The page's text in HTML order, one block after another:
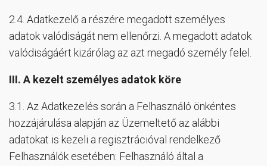
2.4. Adatkezelő a részére megadott személyes
adatok valódiságát nem ellenőrzi. A megadott adatok
valódiságáért kizárólag az azt megadó személy felel.
III. A kezelt személyes adatok köre
3.1. Az Adatkezelés során a Felhasználó önkéntes
hozzájárulása alapján az Üzemeltető az alábbi
adatokat is kezeli a regisztrációval rendelkező
Felhasználók esetében: Felhasználó által a